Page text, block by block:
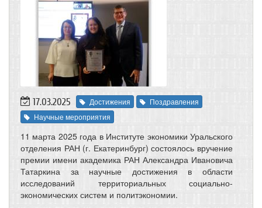
17.03.2025 Достижения
Поздравления
Научные мероприятия
11 марта 2025 года в Институте экономики Уральского
отделения РАН (г. Екатеринбург) состоялось вручение
премии имени академика РАН Александра Ивановича
Татаркина за научные достижения в области
исследований территориальных социально-
экономических систем и политэкономии.